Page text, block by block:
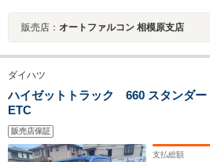
販売店： オートファルコン 相模原支店
ダイハツ
ハイゼットトラック 660 スタンダ
ETC
販売店保証
支払総額